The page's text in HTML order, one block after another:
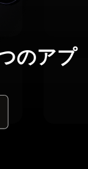
のアプ